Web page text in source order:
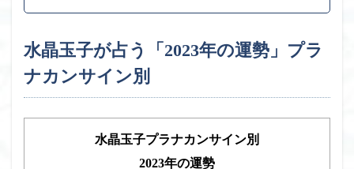
水晶玉子が占う「2023年の運勢」プラ
ナカンサイン別
水晶玉子プラナカンサイン別
2023年の運勢